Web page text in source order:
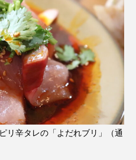
リ辛タレの「よだれブリ」（通